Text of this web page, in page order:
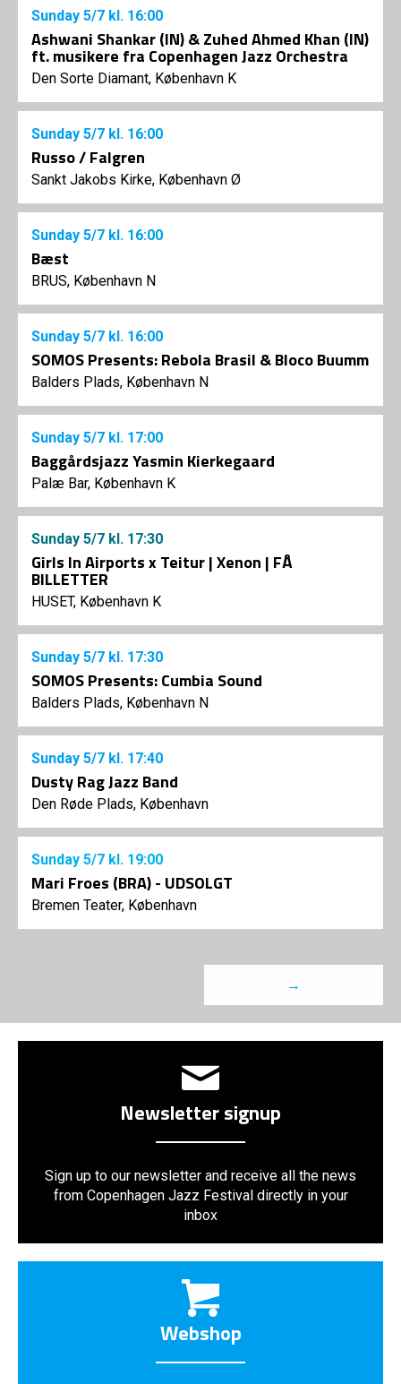
Sunday 5/7 kl. 16:00
Ashwani Shankar (IN) & Zuhed Ahmed Khan (IN)
ft. musikere fra Copenhagen Jazz Orchestra
Den Sorte Diamant, København K
Sunday 5/7 kl. 16:00
Russo / Falgren
Sankt Jakobs Kirke, København Ø
Sunday 5/7 kl. 16:00
Bæst
BRUS, København N
Sunday 5/7 kl. 16:00
SOMOS Presents: Rebola Brasil & Bloco Buumm
Balders Plads, København N
Sunday 5/7 kl. 17:00
Baggårdsjazz Yasmin Kierkegaard
Palæ Bar, København K
Sunday 5/7 kl. 17:30
Girls In Airports x Teitur | Xenon | FÅ
BILLETTER
HUSET, København K
Sunday 5/7 kl. 17:30
SOMOS Presents: Cumbia Sound
Balders Plads, København N
Sunday 5/7 kl. 17:40
Dusty Rag Jazz Band
Den Røde Plads, København
Sunday 5/7 kl. 19:00
Mari Froes (BRA) - UDSOLGT
Bremen Teater, København
→
Newsletter signup
Sign up to our newsletter and receive all the news
from Copenhagen Jazz Festival directly in your
inbox
Webshop